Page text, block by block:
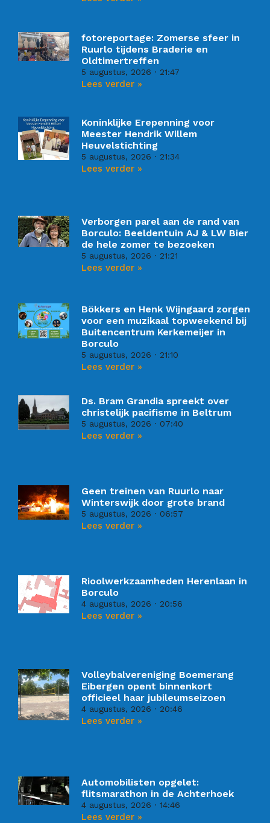
fotoreportage: Zomerse sfeer in
Ruurlo tijdens Braderie en
Oldtimertreffen
5 augustus, 2026 21:47
Lees verder »
Koninklijke Erepenning voor
Meester Hendrik Willem
Heuvelstichting
5 augustus, 2026 21:34
Lees verder »
Verborgen parel aan de rand van
Borculo: Beeldentuin AJ & LW Bier
de hele zomer te bezoeken
5 augustus, 2026 21:21
Lees verder »
Bökkers en Henk Wijngaard zorgen
voor een muzikaal topweekend bij
Buitencentrum Kerkemeijer in
Borculo
5 augustus, 2026 21:10
Lees verder »
Ds. Bram Grandia spreekt over
christelijk pacifisme in Beltrum
5 augustus, 2026 07:40
Lees verder »
Geen treinen van Ruurlo naar
Winterswijk door grote brand
5 augustus, 2026 06:57
Lees verder »
Rioolwerkzaamheden Herenlaan in
Borculo
4 augustus, 2026 20:56
Lees verder »
Volleybalvereniging Boemerang
Eibergen opent binnenkort
officieel haar jubileumseizoen
4 augustus, 2026 20:46
Lees verder »
Automobilisten opgelet:
flitsmarathon in de Achterhoek
4 augustus, 2026 14:46
Lees verder »